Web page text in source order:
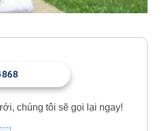
chúng tôi sẽ gọi lại ngay!